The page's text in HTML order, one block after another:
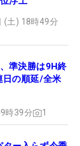
(土) 18時49分
準決勝は9H終
の順延/全米
時39分 1